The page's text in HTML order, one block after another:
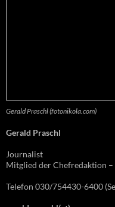
Gerald Praschl (fotonikola.com)
Gerald Praschl
Journalist
Mitglied der Chefredaktion
Telefon 030/754430-6400